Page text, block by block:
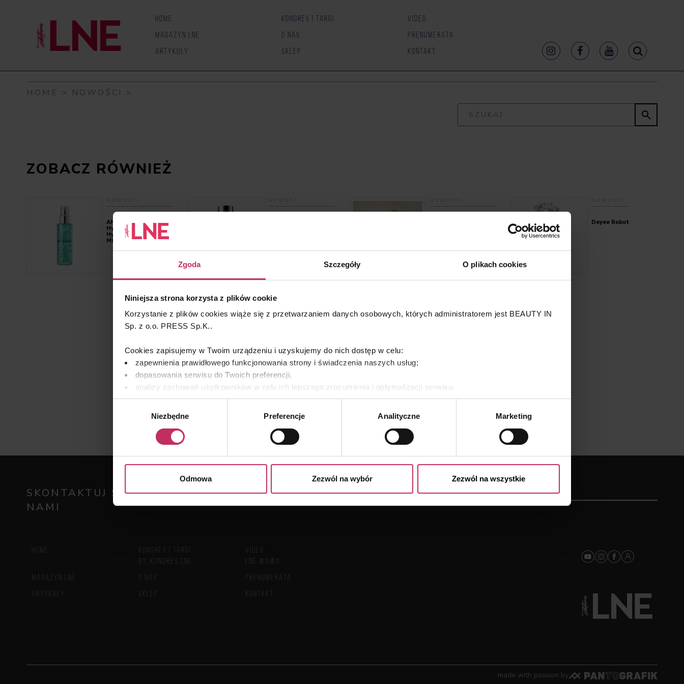
Zgoda Szczegóły O plikach cookies
Niniejsza strona korzysta z plików cookie
Korzystanie z plików cookies wiąże się z przetwarzaniem danych osobowych, których administratorem jest BEAUTY IN
Sp. z o.o. PRESS Sp.K..
Cookies zapisujemy w Twoim urządzeniu i uzyskujemy do nich dostęp w celu:
zapewnienia prawidłowego funkcjonowania strony i świadczenia naszych usług;
dopasowania serwisu do Twoich preferencji,
analizy zachowań użytkowników w celu ich lepszego zrozumienia i optymalizacji serwisu.
remarketingowym, czyli wyświetlania Ci naszych reklam na innych stronach.
osobowych, w tym o sposobie, w jaki my i nasi partnerzy używamy plików cookies oraz o przysługujących Ci prawach
Niezbędne Preferencje Analityczne Marketing
Odmowa Zezwól na wybór Zezwól na wszystkie

HOME KONGRES I TARGI
VIDEO
MAGAZYN LNE
O NAS
PRENUMERATA
ARTYKUŁY
SKLEP KONTAKT
HOME > NOWOŚCI >

ZOBACZ RÓWNIEŻ
ANUA – PDRN
Hyaluronic Acid
Hydrating Capsule
Mist
Deyee Robot
SKONTAKTUJ SIĘ Z
NAMI
KONGRES I TARGI
51. KONGRES LNE
LNE WAWA
VIDEO
MAGAZYN LNE O NAS
PRENUMERATA
ARTYKUŁY
SKLEP
made with passion by